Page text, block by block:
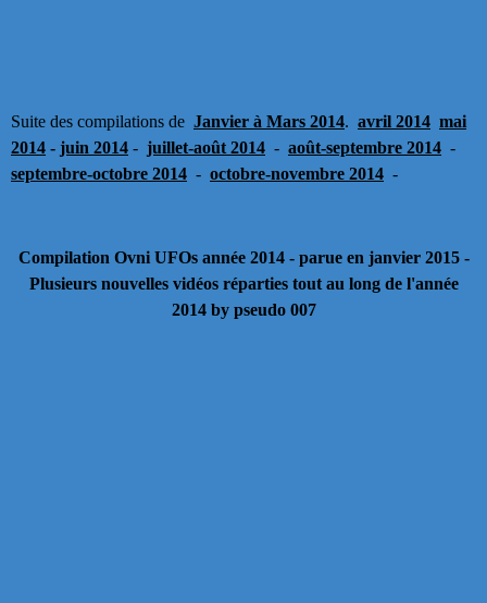
Suite des compilations de Janvier à Mars 2014. avril 2014 mai
2014 - juin 2014 - juillet-août 2014 - août-septembre 2014 -
septembre-octobre 2014 - octobre-novembre 2014 -
Compilation Ovni UFOs année 2014 - parue en janvier 2015 -
Plusieurs nouvelles vidéos réparties tout au long de l'année
2014by pseudo 007